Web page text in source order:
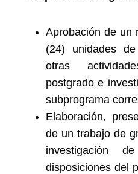
Aprobación de un
(24) unidades
otras
postgrado e
subprograma
Elaboración,
de un trabajo de
investigación
disposiciones del